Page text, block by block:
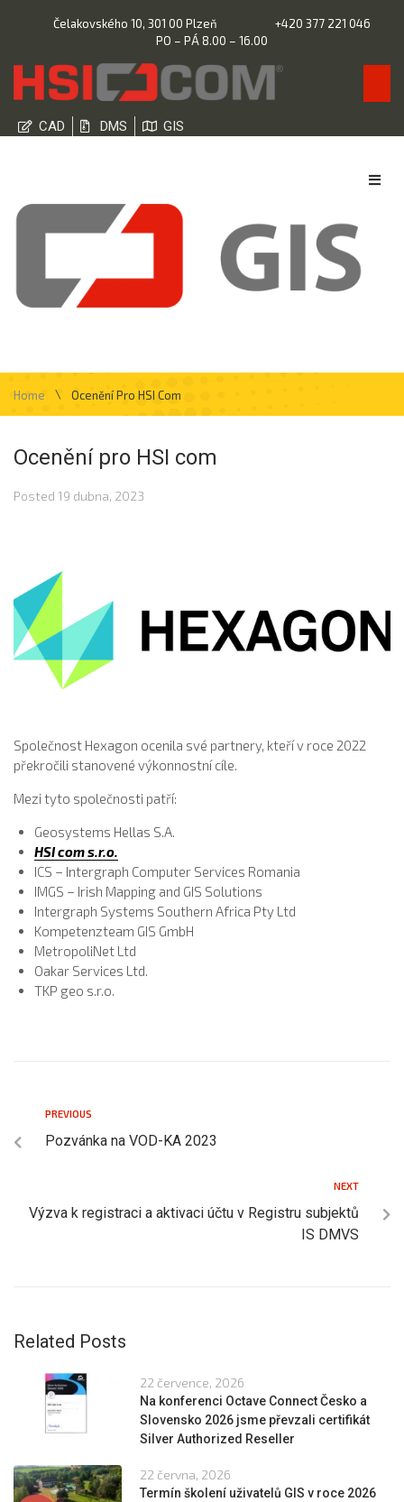
Čelakovského 10, 301 00 Plzeň
+420 377 221 046
PO – PÁ 8.00 – 16.00
CAD DMS GIS
Home \ Ocenění Pro HSI Com
Ocenění pro HSI com
Posted 19 dubna, 2023
Společnost Hexagon ocenila své partnery, kteří v roce 2022
překročili stanovené výkonnostní cíle.
Mezi tyto společnosti patří:
Geosystems Hellas S.A.
​​​​​​HSI com s.r.o.
ICS – Intergraph Computer Services Romania
IMGS – Irish Mapping and GIS Solutions
Intergraph Systems Southern Africa Pty Ltd
Kompetenzteam GIS GmbH
MetropoliNet Ltd
Oakar Services Ltd.
TKP geo s.r.o.
PREVIOUS
Pozvánka na VOD-KA 2023
NEXT
Výzva k registraci a aktivaci účtu v Registru subjektů
IS DMVS
Related Posts
22 července, 2026
Na konferenci Octave Connect Česko a
Slovensko 2026 jsme převzali certifikát
Silver Authorized Reseller
22 června, 2026
Termín školení uživatelů GIS v roce 2026